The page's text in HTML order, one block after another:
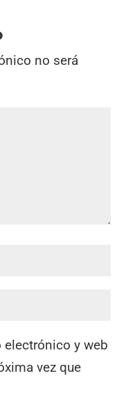
no será
electrónico y web
vez que